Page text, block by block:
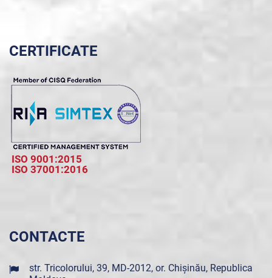
CERTIFICATE
ISO 9001:2015
ISO 37001:2016
CONTACTE
str. Tricolorului, 39, MD-2012, or. Chișinău, Republica